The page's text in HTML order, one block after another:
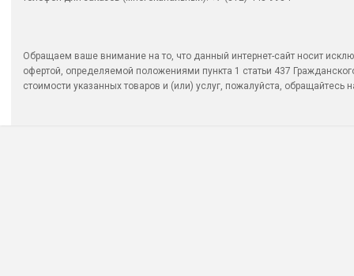
Обращаем ваше внимание на то, что данный интернет-сайт носит
офертой, определяемой положениями пункта 1 статьи 437
стоимости указанных товаров и (или) услуг, пожалуйста, обращайтесь